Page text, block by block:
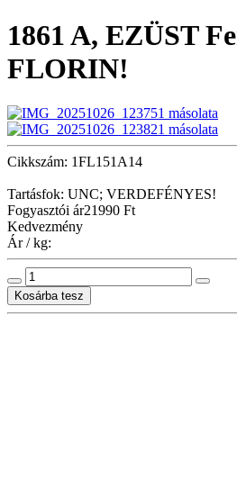
1861 A, EZÜST
FLORIN!
Cikkszám: 1FL151A14
Tartásfok: UNC; VERDEFÉNYES!
Fogyasztói ár21990 Ft
Kedvezmény
Ár / kg: